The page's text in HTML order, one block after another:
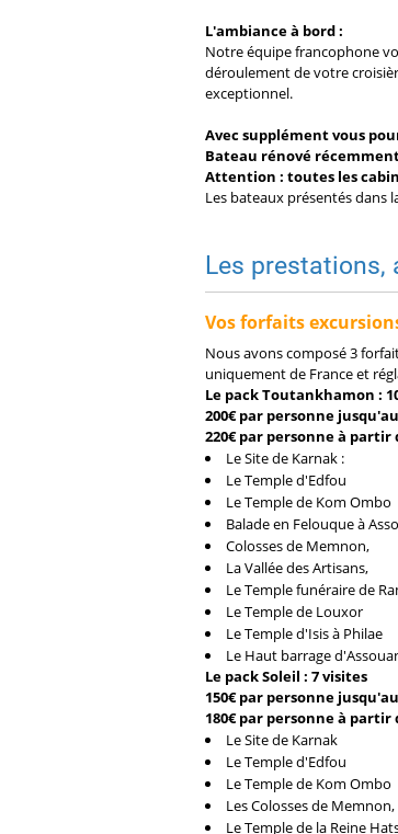
L'ambiance à bord :
Notre équipe francophone
déroulement de votre
exceptionnel.
Avec supplément vous
Bateau rénové
Attention : toutes les
Les bateaux présentés
Les prestations,
Vos forfaits
Nous avons composé 3
uniquement de France et
Le pack Toutankhamon :
200€ par personne
220€ par personne à partir
Le Site de Karnak :
Le Temple d'Edfou
Le Temple de Kom Ombo
Balade en Felouque à
Colosses de Memnon,
La Vallée des Artisans,
Le Temple funéraire de
Le Temple de Louxor
Le Temple d'Isis à Philae
Le Haut barrage
Le pack Soleil : 7 visites
150€ par personne
180€ par personne à partir
Le Site de Karnak
Le Temple d'Edfou
Le Temple de Kom Ombo
Les Colosses de Memnon,
Le Temple de la Reine